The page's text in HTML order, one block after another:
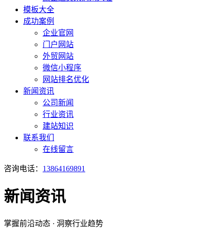
模板大全
成功案例
企业官网
门户网站
外贸网站
微信小程序
网站排名优化
新闻资讯
公司新闻
行业资讯
建站知识
联系我们
在线留言
咨询电话： 13864169891
新闻资讯
掌握前沿动态 · 洞察行业趋势